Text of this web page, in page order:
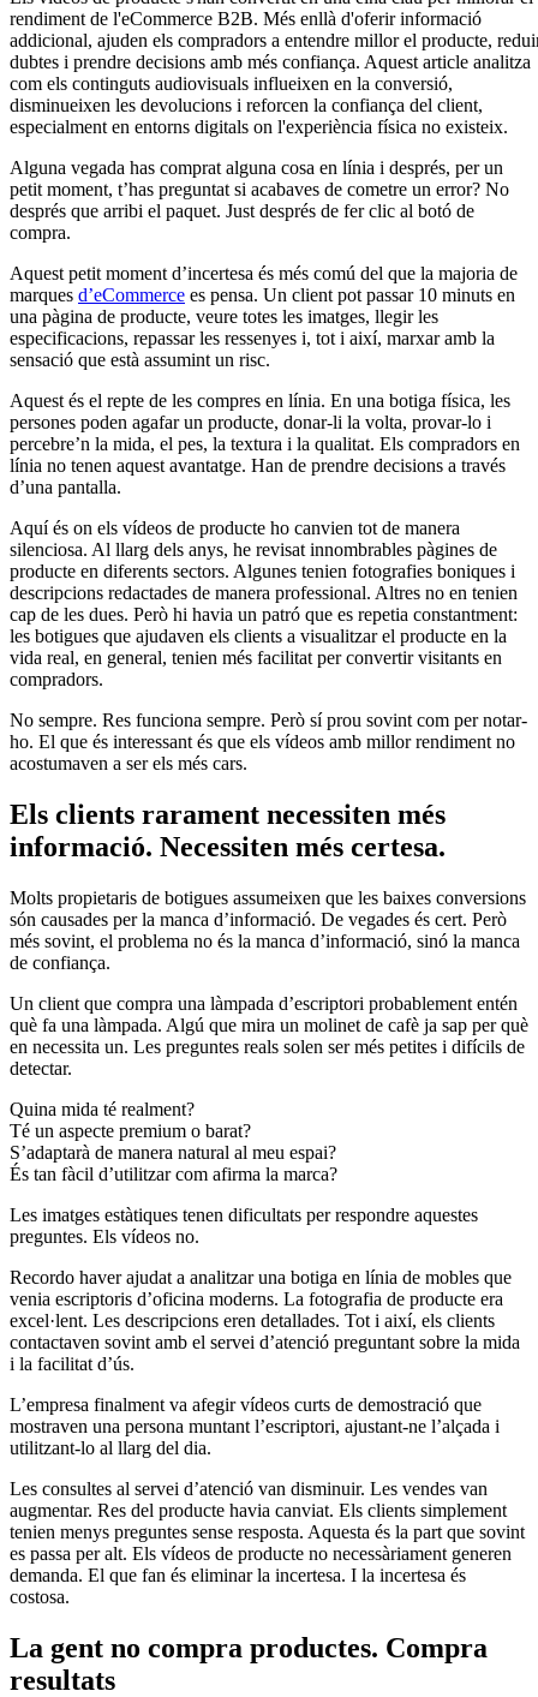
rendiment de l'eCommerce B2B. Més enllà d'oferir informació
addicional, ajuden els compradors a entendre millor el producte,
dubtes i prendre decisions amb més confiança. Aquest article analitza
com els continguts audiovisuals influeixen en la conversió,
disminueixen les devolucions i reforcen la confiança del client,
especialment en entorns digitals on l'experiència física no existeix.
Alguna vegada has comprat alguna cosa en línia i després, per un
petit moment, t’has preguntat si acabaves de cometre un error? No
després que arribi el paquet. Just després de fer clic al botó de
compra.
Aquest petit moment d’incertesa és més comú del que la majoria de
marques d’eCommerce es pensa. Un client pot passar 10 minuts en
una pàgina de producte, veure totes les imatges, llegir les
especificacions, repassar les ressenyes i, tot i així, marxar amb la
sensació que està assumint un risc.
Aquest és el repte de les compres en línia. En una botiga física, les
persones poden agafar un producte, donar-li la volta, provar-lo i
percebre’n la mida, el pes, la textura i la qualitat. Els compradors en
línia no tenen aquest avantatge. Han de prendre decisions a través
d’una pantalla.
Aquí és on els vídeos de producte ho canvien tot de manera
silenciosa. Al llarg dels anys, he revisat innombrables pàgines de
producte en diferents sectors. Algunes tenien fotografies boniques i
descripcions redactades de manera professional. Altres no en tenien
cap de les dues. Però hi havia un patró que es repetia constantment:
les botigues que ajudaven els clients a visualitzar el producte en la
vida real, en general, tenien més facilitat per convertir visitants en
compradors.
No sempre. Res funciona sempre. Però sí prou sovint com per notar-
ho. El que és interessant és que els vídeos amb millor rendiment no
acostumaven a ser els més cars.
Els clients rarament necessiten més
informació. Necessiten més certesa.
Molts propietaris de botigues assumeixen que les baixes conversions
són causades per la manca d’informació. De vegades és cert. Però
més sovint, el problema no és la manca d’informació, sinó la manca
de confiança.
Un client que compra una làmpada d’escriptori probablement entén
què fa una làmpada. Algú que mira un molinet de cafè ja sap per què
en necessita un. Les preguntes reals solen ser més petites i difícils de
detectar.
Quina mida té realment?
Té un aspecte premium o barat?
S’adaptarà de manera natural al meu espai?
És tan fàcil d’utilitzar com afirma la marca?
Les imatges estàtiques tenen dificultats per respondre aquestes
preguntes. Els vídeos no.
Recordo haver ajudat a analitzar una botiga en línia de mobles que
venia escriptoris d’oficina moderns. La fotografia de producte era
excel·lent. Les descripcions eren detallades. Tot i així, els clients
contactaven sovint amb el servei d’atenció preguntant sobre la mida
i la facilitat d’ús.
L’empresa finalment va afegir vídeos curts de demostració que
mostraven una persona muntant l’escriptori, ajustant-ne l’alçada i
utilitzant-lo al llarg del dia.
Les consultes al servei d’atenció van disminuir. Les vendes van
augmentar. Res del producte havia canviat. Els clients simplement
tenien menys preguntes sense resposta. Aquesta és la part que sovint
es passa per alt. Els vídeos de producte no necessàriament generen
demanda. El que fan és eliminar la incertesa. I la incertesa és
costosa.
La gent no compra productes. Compra
resultats